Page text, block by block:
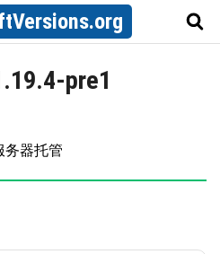
pre1
务器托管